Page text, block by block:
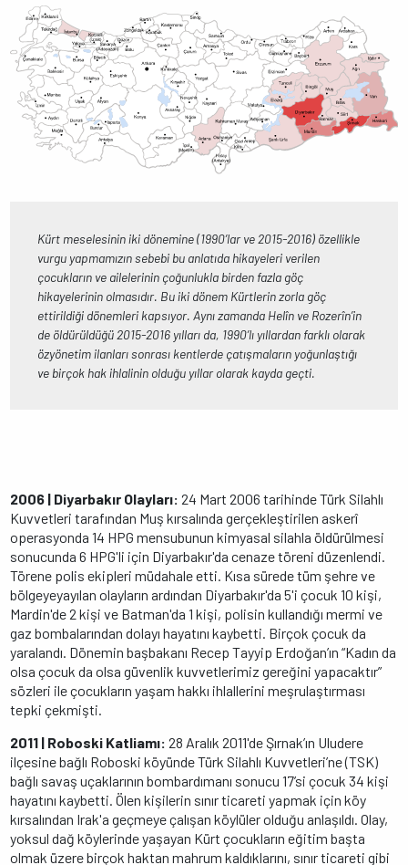
Kürt meselesinin iki dönemine (1990’lar ve 2015-2016) özellikle
vurgu yapmamızın sebebi bu anlatıda hikayeleri verilen
çocukların ve ailelerinin çoğunlukla birden fazla göç
hikayelerinin olmasıdır. Bu iki dönem Kürtlerin zorla göç
ettirildiği dönemleri kapsıyor. Aynı zamanda Helîn ve Rozerîn’in
de öldürüldüğü 2015-2016 yılları da, 1990’lı yıllardan farklı olarak
özyönetim ilanları sonrası kentlerde çatışmaların yoğunlaştığı
ve birçok hak ihlalinin olduğu yıllar olarak kayda geçti.
2006 | Diyarbakır Olayları:24 Mart 2006 tarihinde Türk Silahlı
Kuvvetleri tarafından Muş kırsalında gerçekleştirilen askerî
operasyonda 14 HPG mensubunun kimyasal silahla öldürülmesi
sonucunda 6 HPG'li için Diyarbakır'da cenaze töreni düzenlendi.
Törene polis ekipleri müdahale etti. Kısa sürede tüm şehre ve
bölgeyeyayılan olayların ardından Diyarbakır'da 5'i çocuk 10 kişi,
Mardin'de 2 kişi ve Batman'da 1 kişi, polisin kullandığı mermi ve
gaz bombalarından dolayı hayatını kaybetti. Birçok çocuk da
yaralandı. Dönemin başbakanı Recep Tayyip Erdoğan’ın “Kadın da
olsa çocuk da olsa güvenlik kuvvetlerimiz gereğini yapacaktır”
sözleri ile çocukların yaşam hakkı ihlallerini meşrulaştırması
tepki çekmişti.
2011 | Roboski Katliamı:28 Aralık 2011'de Şırnak’ın Uludere
ilçesine bağlı Roboski köyünde Türk Silahlı Kuvvetleri’ne (TSK)
bağlı savaş uçaklarının bombardımanı sonucu 17’si çocuk 34 kişi
hayatını kaybetti. Ölen kişilerin sınır ticareti yapmak için köy
kırsalından Irak'a geçmeye çalışan köylüler olduğu anlaşıldı. Olay,
yoksul dağ köylerinde yaşayan Kürt çocukların eğitim başta
olmak üzere birçok haktan mahrum kaldıklarını, sınır ticareti gibi